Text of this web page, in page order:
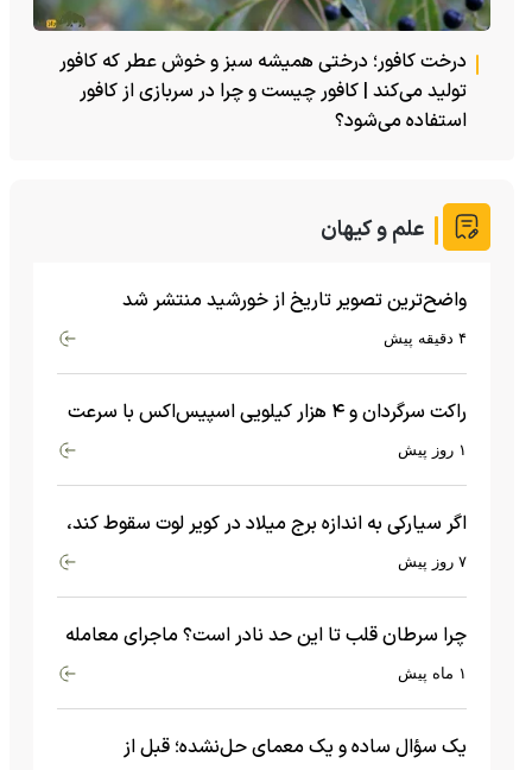
درخت کافور؛ درختی همیشه سبز و خوش عطر که کافور
تولید می‌کند | کافور چیست و چرا در سربازی از کافور
استفاده می‌شود؟
علم و کیهان
واضح‌ترین تصویر تاریخ از خورشید منتشر شد
۴ دقیقه پیش
راکت سرگردان و ۴ هزار کیلویی اسپیس‌اکس با سرعت
هشت هزار و ۶۹۰ کیلومتر در ساعت به ماه برخورد کرد۱ روز پیش
اگر سیارکی به اندازه برج میلاد در کویر لوت سقوط کند،
چه اتفاقی می‌افتد؟
۷ روز پیش
چرا سرطان قلب تا این حد نادر است؟ ماجرای معامله
عجیبی که در بدن اتفاق می‌افتد!۱ ماه پیش
یک سؤال ساده و یک معمای حل‌نشده؛ قبل از